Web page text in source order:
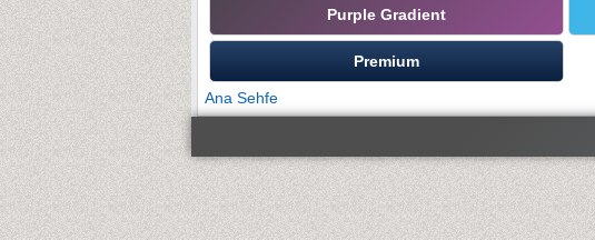
Purple Gradient
Premium
Ana Sehfe